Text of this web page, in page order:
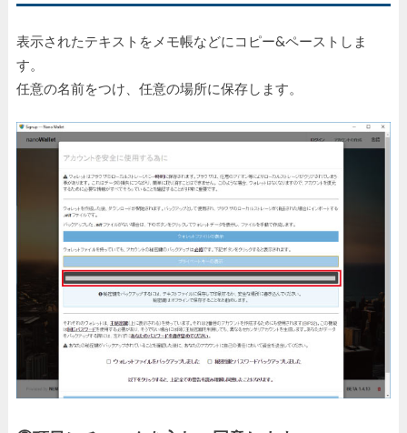
表示されたテキストをメモ帳などにコピー&ペーストしま
す。
任意の名前をつけ、任意の場所に保存します。